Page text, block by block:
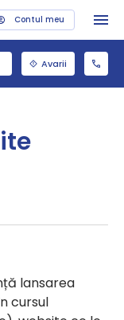
Contul meu
Avarii
lansarea
cursul